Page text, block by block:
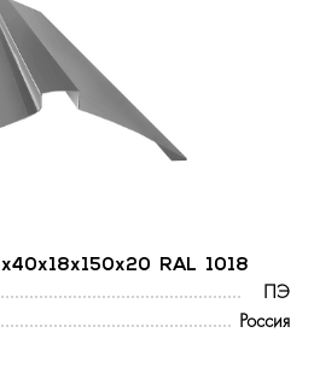
RAL 1018
ПЭ
Россия